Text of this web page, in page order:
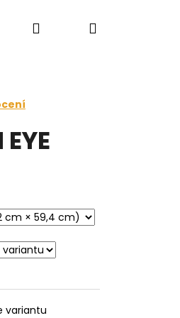
PřihlášeníNákupní
variantu